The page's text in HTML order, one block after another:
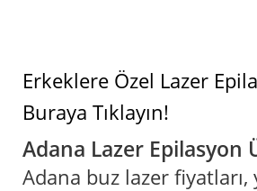
Erkeklere Özel Lazer
Buraya Tıklayın!
Adana Lazer Epilasyon
Adana buz lazer